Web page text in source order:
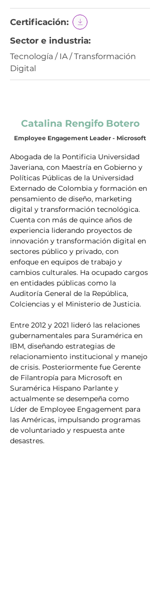
Certificación:
Sector e industria:
Tecnología / IA / Transformación
Digital
Catalina Rengifo Botero
Employee Engagement Leader - Microsoft
Abogada de la Pontificia Universidad
Javeriana, con Maestría en Gobierno y
Políticas Públicas de la Universidad
Externado de Colombia y formación en
pensamiento de diseño, marketing
digital y transformación tecnológica.
Cuenta con más de quince años de
experiencia liderando proyectos de
innovación y transformación digital en
sectores público y privado, con
enfoque en equipos de trabajo y
cambios culturales. Ha ocupado cargos
en entidades públicas como la
Auditoría General de la República,
Colciencias y el Ministerio de Justicia.
Entre 2012 y 2021 lideró las relaciones
gubernamentales para Suramérica en
IBM, diseñando estrategias de
relacionamiento institucional y manejo
de crisis. Posteriormente fue Gerente
de Filantropía para Microsoft en
Suramérica Hispano Parlante y
actualmente se desempeña como
Líder de Employee Engagement para
las Américas, impulsando programas
de voluntariado y respuesta ante
desastres.